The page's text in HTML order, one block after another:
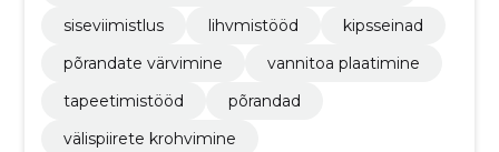
siseviimistlus
lihvmistööd
kipsseinad
põrandate värvimine
vannitoa plaatimine
tapeetimistööd
põrandad
välispiirete krohvimine